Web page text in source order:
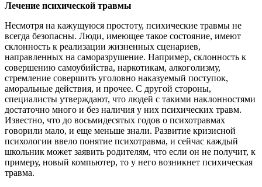
Лечение психической травмы
Несмотря на кажущуюся простоту, психические травмы не
всегда безопасны. Люди, имеющее такое состояние, имеют
склонность к реализации жизненных сценариев,
направленных на саморазрушение. Например, склонность к
совершению самоубийства, наркотикам, алкоголизму,
стремление совершить уголовно наказуемый поступок,
аморальные действия, и прочее. С другой стороны,
специалисты утверждают, что людей с такими наклонностями
достаточно много и без наличия у них психических травм.
Известно, что до восьмидесятых годов о психотравмах
говорили мало, и еще меньше знали. Развитие кризисной
психологии ввело понятие психотравма, и сейчас каждый
школьник может заявить родителям, что если он не получит, к
примеру, новый компьютер, то у него возникнет психическая
травма.